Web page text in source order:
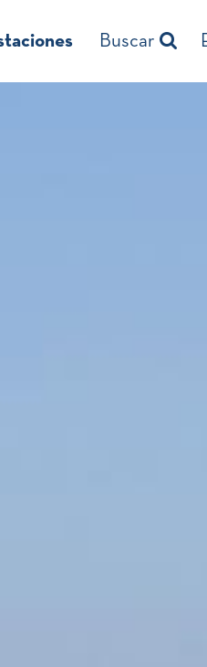
Buscar